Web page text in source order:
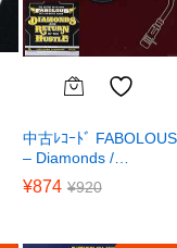
中古ﾚｺｰﾄﾞ FABOLOUS
– Diamonds /…
¥874 ¥920